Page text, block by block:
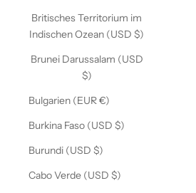
Britisches Territorium im
Indischen Ozean (USD $)
Brunei Darussalam (USD
$)
Bulgarien (EUR €)
Burkina Faso (USD $)
Burundi (USD $)
Cabo Verde (USD $)